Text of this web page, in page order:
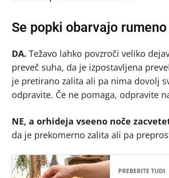
Se popki obarvajo
DA. Težavo lahko povzroči veliko
preveč suha, da je izpostavljena
je pretirano zalita ali pa nima dovolj
odpravite. Če ne pomaga, odpravite
NE, a orhideja vseeno noče
da je prekomerno zalita ali pa
PREBERITE TUDI